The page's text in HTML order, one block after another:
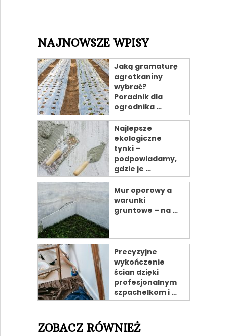
NAJNOWSZE WPISY
Jaką gramaturę
agrotkaniny
wybrać?
Poradnik dla
ogrodnika …
Najlepsze
ekologiczne
tynki –
podpowiadamy,
gdzie je …
Mur oporowy a
warunki
gruntowe – na …
Precyzyjne
wykończenie
ścian dzięki
profesjonalnym
szpachelkom i …
ZOBACZ RÓWNIEŻ